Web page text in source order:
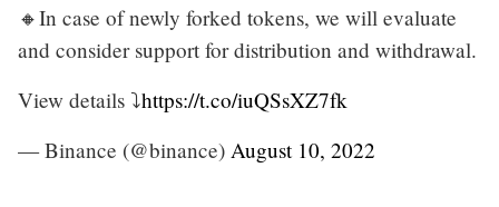
🔸In case of newly forked tokens, we will evaluate
and consider support for distribution and withdrawal.
View details ⤵️https://t.co/iuQSsXZ7fk
— Binance (@binance) August 10, 2022